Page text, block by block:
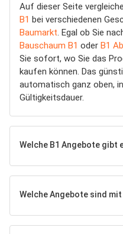
Auf dieser Seite
B1 bei verschiedenen
Baumarkt . Egal ob Sie
Bauschaum B1 oder B1
Sie sofort, wo Sie das
kaufen können. Das
automatisch ganz oben,
Gültigkeitsdauer.
Welche B1 Angebote gibt
Welche Angebote sind